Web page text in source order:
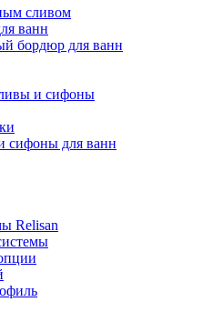
сливом
ванн
бордюр для ванн
и сифоны
сифоны для ванн
Relisan